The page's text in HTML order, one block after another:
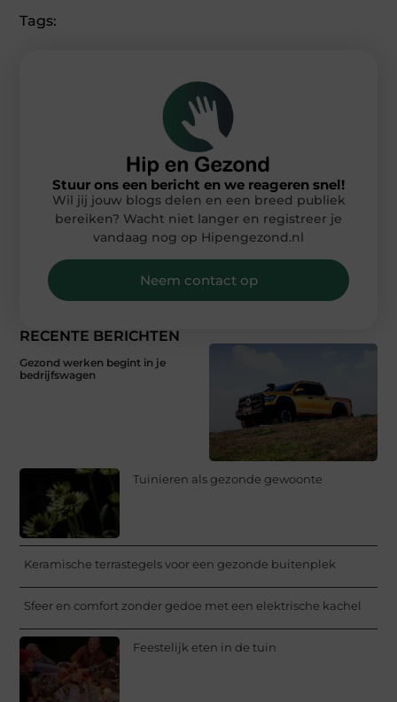
Tags:
RECENTE BERICHTEN
Gezond werken begint in je
bedrijfswagen
Tuinieren als gezonde gewoonte
Keramische terrastegels voor een gezonde buitenplek
Sfeer en comfort zonder gedoe met een elektrische kachel
Feestelijk eten in de tuin
Stuur ons een bericht en we reageren snel!
Wil jij jouw blogs delen en een breed publiek
bereiken? Wacht niet langer en registreer je
vandaag nog op Hipengezond.nl
Neem contact op